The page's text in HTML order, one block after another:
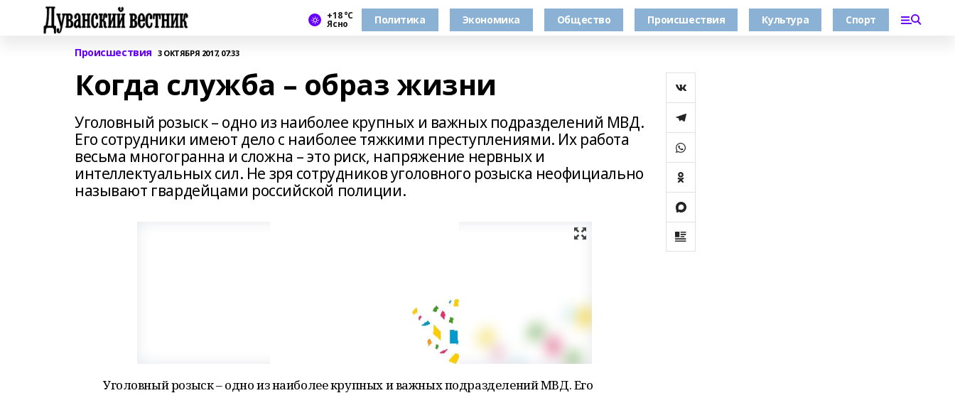
+18 °С
Ясно Политика Экономика Общество Происшествия Культура Спорт
Происшествия 3 ОКТЯБРЯ 2017, 07:33
Когда служба – образ жизни
Уголовный розыск – одно из наиболее крупных и важных подразделений МВД.
Его сотрудники имеют дело с наиболее тяжкими преступлениями. Их работа
весьма многогранна и сложна – это риск, напряжение нервных и
интеллектуальных сил. Не зря сотрудников уголовного розыска неофициально
называют гвардейцами российской полиции.
Уголовный розыск – одно из наиболее крупных и важных подразделений МВД. Его